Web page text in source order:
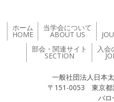
ホーム
HOME
当学会について
ABOUT US
部会・関連サイト
SECTION
入会
一般社団法人日本
〒151-0053 東京都
バロール代